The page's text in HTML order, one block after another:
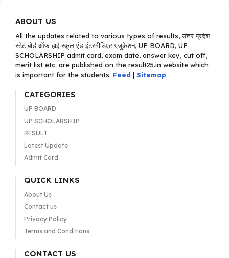
ABOUT US
All the updates related to various types of results, उत्तर प्रदेश
स्टेट बोर्ड ऑफ हाई स्कूल एंड इंटरमीडिएट एजुकेशन, UP BOARD, UP
SCHOLARSHIP admit card, exam date, answer key, cut off,
merit list etc. are published on the result25.in website which
is important for the students. Feed | Sitemap
CATEGORIES
UP BOARD
UP SCHOLARSHIP
RESULT
Latest Update
Admit Card
QUICK LINKS
About Us
Contact us
Privacy Policy
Terms and Conditions
CONTACT US